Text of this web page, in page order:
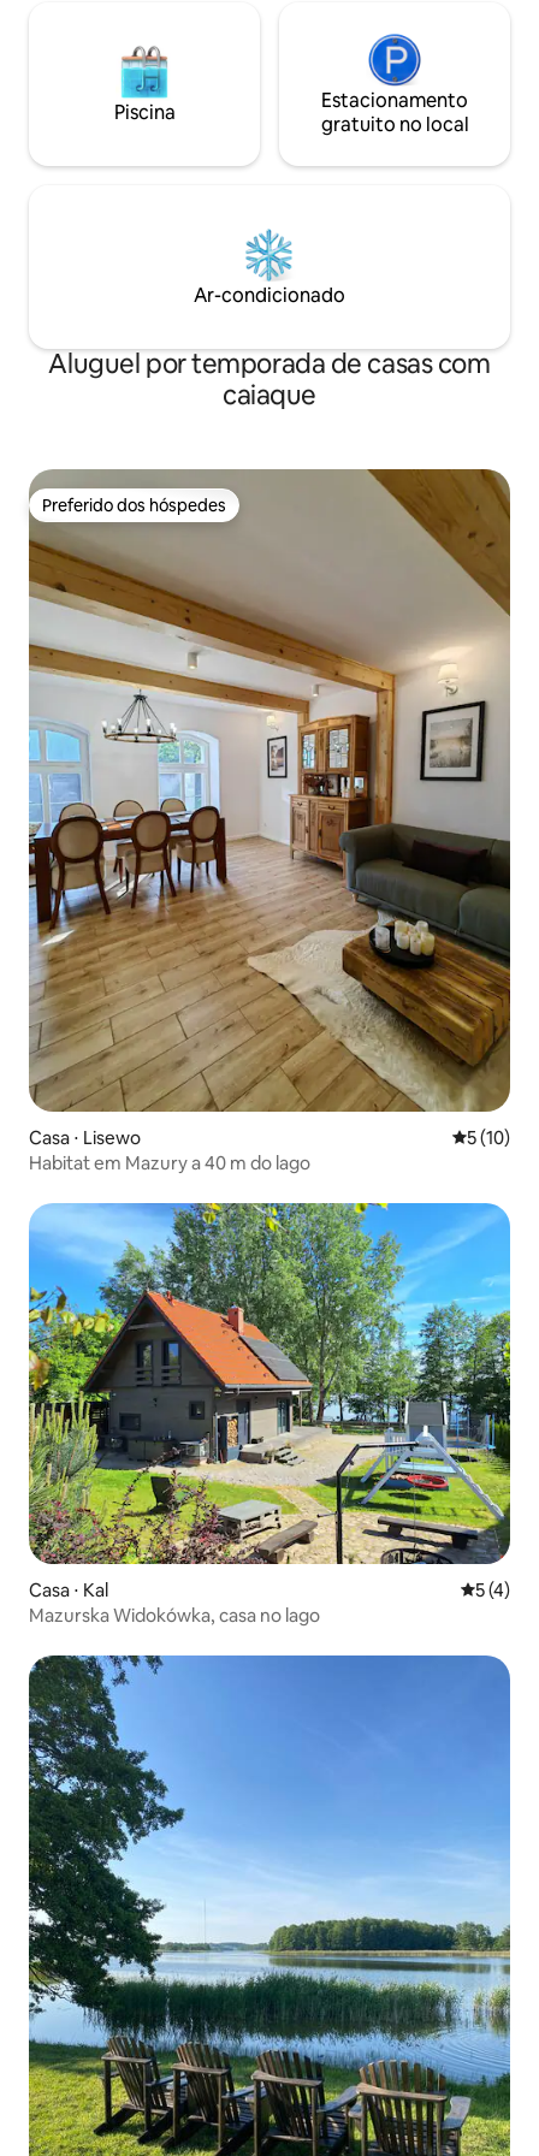
Piscina
Estacionamento
gratuito no local
Ar-condicionado
Aluguel por temporada de casas com
caiaque
Preferido dos hóspedes
Preferido dos hóspedes
Casa ⋅ Lisewo 5 de uma
5 (10)
Habitat em Mazury a 40 m do lago
Casa ⋅ Kal 5 de
5 (4)
Mazurska Widokówka, casa no lago